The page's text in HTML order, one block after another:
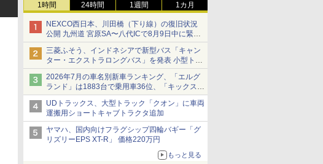
1時間 24時間 1週間 1カ月
NEXCO西日本、川田橋（下り線）の復旧状況
公開 九州道 宮原SA〜八代ICで8月9日中に緊急
車両を通行可能に
三菱ふそう、インドネシアで新型バス「キャン
ター・エクストラロングバス」を発表 小型トラ
ックベースの観光・旅客輸送向けバス
2026年7月の車名別新車ランキング、「エルグ
ランド」は1883台で乗用車36位、「キックス」
は2591台で27位に
UDトラックス、大型トラック「クオン」に車両
運搬用ショートキャブトラクタ追加
ヤマハ、国内向けフラグシップ四輪バギー「グ
リズリーEPS XT-R」 価格220万円
もっと見る